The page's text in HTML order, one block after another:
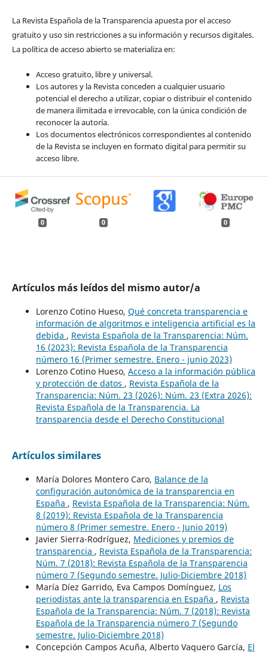
La Revista Española de la Transparencia apuesta por el acceso
gratuito y uso sin restricciones a su información y recursos digitales.
La política de acceso abierto se materializa en:
Acceso gratuito, libre y universal.
Los autores y la Revista conceden a cualquier usuario
potencial el derecho a utilizar, copiar o distribuir el contenido
de manera ilimitada e irrevocable, con la única condición de
reconocer la autoría.
Los documentos electrónicos correspondientes al contenido
de la Revista se incluyen en formato digital para permitir su
acceso libre.
0 0 0
Artículos más leídos del mismo autor/a
Lorenzo Cotino Hueso, Qué concreta transparencia e
información de algoritmos e inteligencia artificial es la
debida , Revista Española de la Transparencia: Núm.
16 (2023): Revista Española de la Transparencia
número 16 (Primer semestre. Enero - junio 2023)
Lorenzo Cotino Hueso, Acceso a la información pública
y protección de datos , Revista Española de la
Transparencia: Núm. 23 (2026): Núm. 23 (Extra 2026):
Revista Española de la Transparencia. La
transparencia desde el Derecho Constitucional
Artículos similares
María Dolores Montero Caro, Balance de la
configuración autonómica de la transparencia en
España , Revista Española de la Transparencia: Núm.
8 (2019): Revista Española de la Transparencia
número 8 (Primer semestre. Enero - Junio 2019)
Javier Sierra-Rodríguez, Mediciones y premios de
transparencia , Revista Española de la Transparencia:
Núm. 7 (2018): Revista Española de la Transparencia
número 7 (Segundo semestre. Julio-Diciembre 2018)
María Díez Garrido, Eva Campos Domínguez, Los
periodistas ante la transparencia en España , Revista
Española de la Transparencia: Núm. 7 (2018): Revista
Española de la Transparencia número 7 (Segundo
semestre. Julio-Diciembre 2018)
Concepción Campos Acuña, Alberto Vaquero García, El